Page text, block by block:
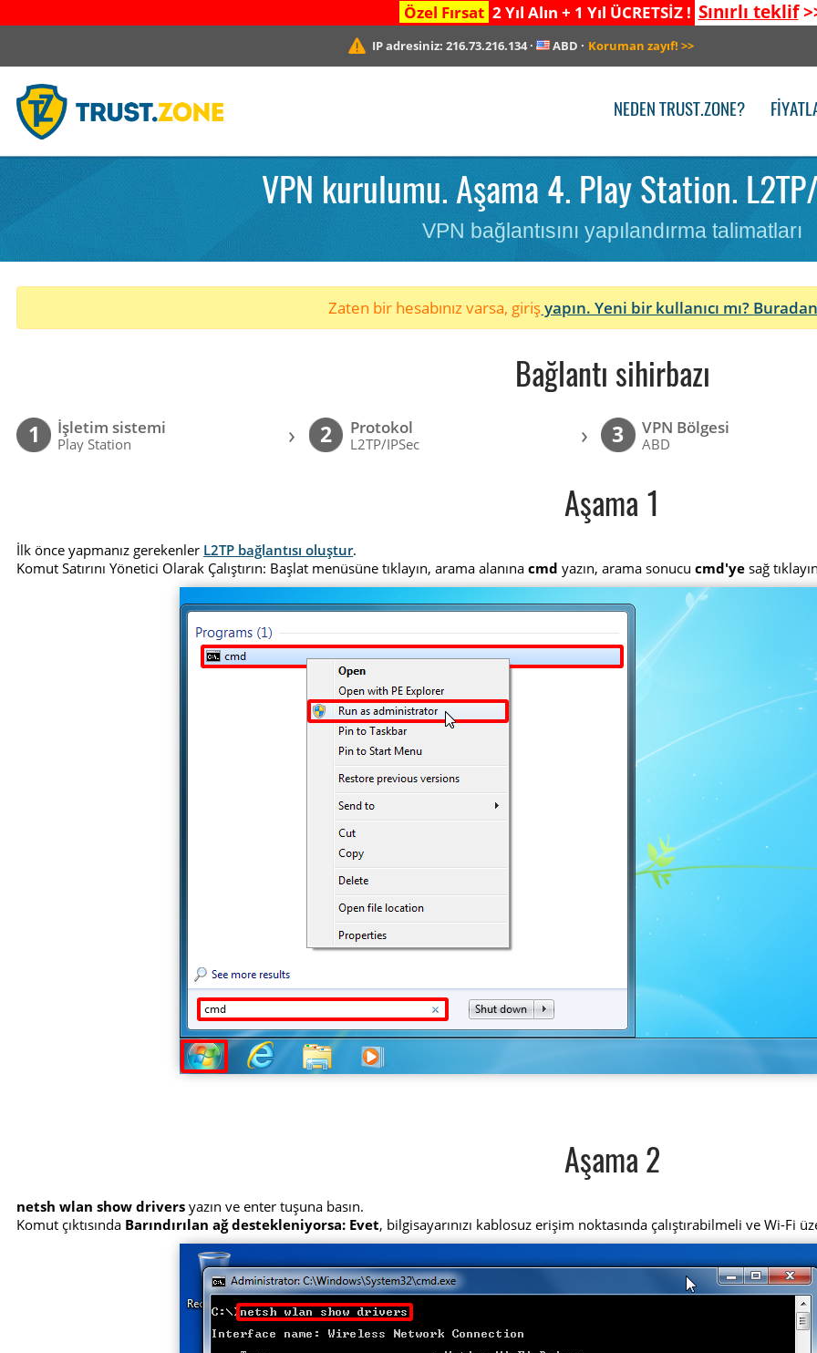
Özel Fırsat 2 Yıl Alın + 1 Yıl ÜCRETSİZ ! Sınırlı teklif
IP adresiniz:216.73.216.134· ABD · Koruman zayıf! >>
NEDEN TRUST.ZONE?
VPN kurulumu. Aşama 4. Play Station.
VPN bağlantısını yapılandırma talimatları
Zaten bir hesabınız varsa, girişyapın. Yeni bir kullanıcı mı?
Bağlantı sihirbazı
1 İşletim sistemi
Play Station › 2 Protokol
L2TP/IPSec › 3 VPN Bölgesi
ABD
Aşama 1
İlk önce yapmanız gerekenler L2TP bağlantısı oluştur.
Komut Satırını Yönetici Olarak Çalıştırın: Başlat menüsüne tıklayın, arama alanınacmd yazın, arama sonucucmd'ye sağ
Aşama 2
netsh wlan show drivers yazın ve enter tuşuna basın.
Komut çıktısında Barındırılan ağ destekleniyorsa: Evet, bilgisayarınızı kablosuz erişim noktasında çalıştırabilmeli ve Wi-Fi